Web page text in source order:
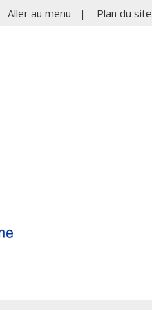
Aller au menu | Plan du site